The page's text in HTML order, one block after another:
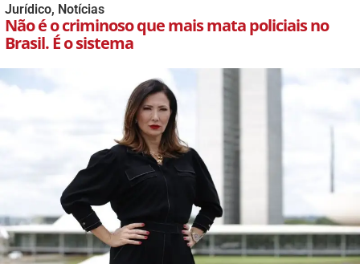
Jurídico, Notícias
Não é o criminoso que mais mata policiais no
Brasil. É o sistema